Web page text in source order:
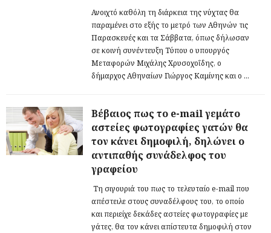
Ανοιχτό καθόλη τη διάρκεια της νύχτας θα
παραμένει στο εξής το μετρό των Αθηνών τις
Παρασκευές και τα Σάββατα, όπως δήλωσαν
σε κοινή συνέντευξη Τύπου ο υπουργός
Μεταφορών Μιχάλης Χρυσοχοΐδης, ο
δήμαρχος Αθηναίων Γιώργος Καμίνης και ο ...
Βέβαιος πως το e-mail γεμάτο
αστείες φωτογραφίες γατών θα
τον κάνει δημοφιλή, δηλώνει ο
αντιπαθής συνάδελφος του
γραφείου
Τη σιγουριά του πως το τελευταίο e-mail που
απέστειλε στους συναδέλφους του, το οποίο
και περιείχε δεκάδες αστείες φωτογραφίες με
γάτες, θα τον κάνει απίστευτα δημοφιλή στον